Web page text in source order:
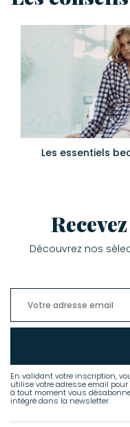
Les essentiels
Découvrez nos
En validant votre inscription,
utilise votre adresse email
à tout moment vous
intégré dans la newsletter.